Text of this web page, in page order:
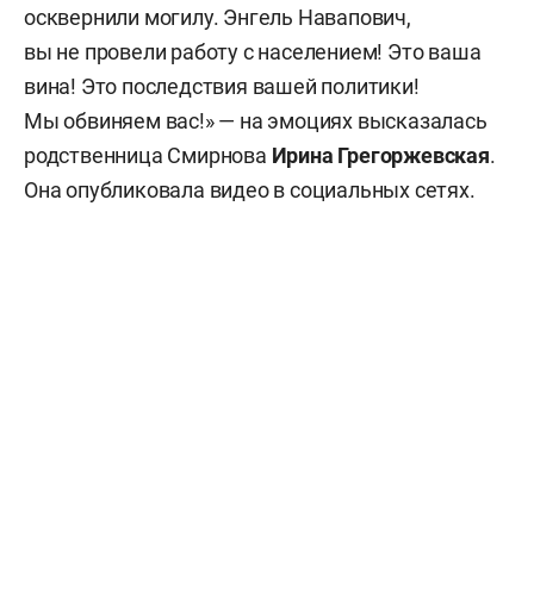
осквернили могилу. Энгель Навапович,
вы не провели работу с населением! Это ваша
вина! Это последствия вашей политики!
Мы обвиняем вас!» — на эмоциях высказалась
родственница Смирнова Ирина Грегоржевская.
Она опубликовала видео в социальных сетях.